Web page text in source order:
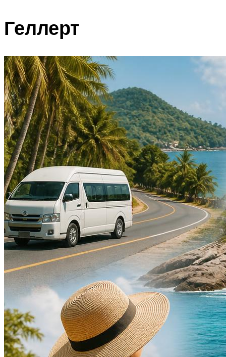
Геллерт